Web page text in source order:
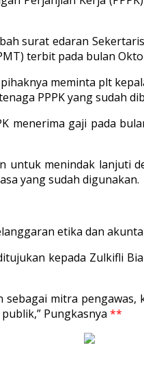
surat edaran
terbit pada bulan
meminta plt
PPPK yang sudah
menerima gaji pada
untuk menindak
yang sudah digunakan.
etika dan
kepada Zulkifli
mitra
Pungkasnya **